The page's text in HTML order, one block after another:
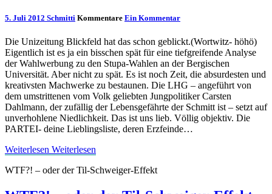
5. Juli 2012 Schmitti Kommentare Ein Kommentar
Die Unizeitung Blickfeld hat das schon geblickt.(Wortwitz- höhö)
Eigentlich ist es ja ein bisschen spät für eine tiefgreifende Analyse
der Wahlwerbung zu den Stupa-Wahlen an der Bergischen
Universität. Aber nicht zu spät. Es ist noch Zeit, die absurdesten und
kreativsten Machwerke zu bestaunen. Die LHG – angeführt von
dem umstrittenen vom Volk geliebten Jungpolitiker Carsten
Dahlmann, der zufällig der Lebensgefährte der Schmitt ist – setzt auf
unverhohlene Niedlichkeit. Das ist uns lieb. Völlig objektiv. Die
PARTEI- deine Lieblingsliste, deren Erzfeinde…
Weiterlesen Weiterlesen
WTF?! – oder der Til-Schweiger-Effekt